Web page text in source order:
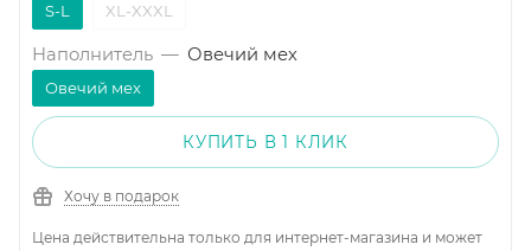
S-L XL-XXXL
Наполнитель — Овечий мех
Овечий мех
КУПИТЬ В 1 КЛИК
Хочу в подарок
Цена действительна только для интернет-магазина и может